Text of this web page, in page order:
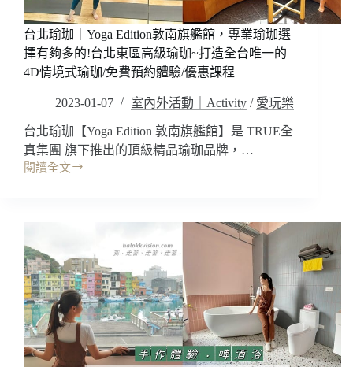
場/
生
日
壽
星
滿
緊
張
及
感
~
泰
式
沉
浸
式
體
驗/
獨
創
台北瑜珈｜Yoga Edition敦南旗艦館，專業瑜珈選
擇有夠多的!台北東區高級瑜珈~打造全台唯一的
4D情境式瑜珈/免費預約體驗/優惠課程
2023-01-07 室內外活動｜Activity / 愛玩樂
台北瑜珈【Yoga Edition 敦南旗艦館】是 TRUE全
真集團 旗下推出的頂級精品瑜珈品牌，…
閱讀全文
台
Yoga
Edition
敦
南
旗
艦
館，